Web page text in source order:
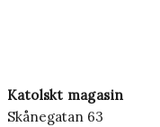
Katolskt magasin
Skånegatan 63